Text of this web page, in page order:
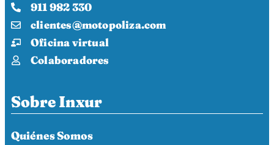
911 982 330
clientes@motopoliza.com
Oficina virtual
Colaboradores
Sobre Inxur
Quiénes Somos